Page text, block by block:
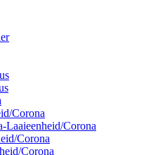
Corona
Laaieenheid/Corona
Corona
Corona